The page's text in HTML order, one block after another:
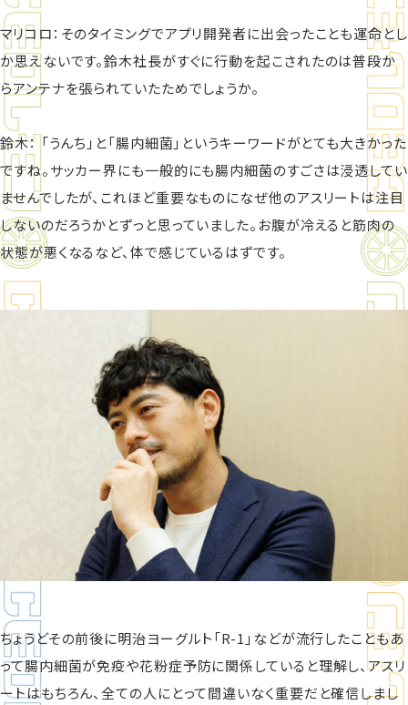
マリコロ：そのタイミングでアプリ開発者に出会ったことも運命とし
か思えないです。鈴木社長がすぐに行動を起こされたのは普段か
らアンテナを張られていたためでしょうか。
鈴木： 「うんち」と「腸内細菌」というキーワードがとても大きかった
ですね。サッカー界にも一般的にも腸内細菌のすごさは浸透してい
ませんでしたが、これほど重要なものになぜ他のアスリートは注目
しないのだろうかとずっと思っていました。お腹が冷えると筋肉の
状態が悪くなるなど、体で感じているはずです。
ちょうどその前後に明治ヨーグルト「R-1」などが流行したこともあ
って腸内細菌が免疫や花粉症予防に関係していると理解し、アスリ
ートはもちろん、全ての人にとって間違いなく重要だと確信しまし